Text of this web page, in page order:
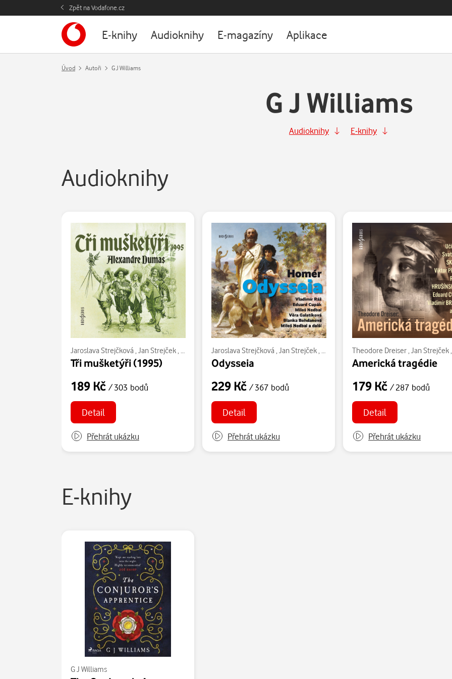
Zpět na Vodafone.cz
E-knihy Audioknihy E-magazíny Aplikace
Úvod Autoři G J Williams
G J Williams
Audioknihy E-knihy
Audioknihy
Jaroslava Strejčková , Jan Strejček, Radoslav Brzobohatý,Jan Šťastný,Alexandre Dumas st.,Hana Maciuchová,Viktor
Tři mušketýři (1995)
189 Kč / 303 bodů
Detail
Přehrát ukázku
Jaroslava Strejčková , Jan Strejček, Karel Hlušička,Homér,Jiřina Petrovická,
Odysseia
229 Kč / 367 bodů
Detail
Přehrát ukázku
Theodore Dreiser, Jan Strejček,
Americká tragédie
179 Kč / 287 bodů
Detail
Přehrát ukázku
E-knihy
G J Williams